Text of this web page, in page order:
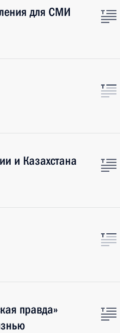
для СМИ
и Казахстана
правда»